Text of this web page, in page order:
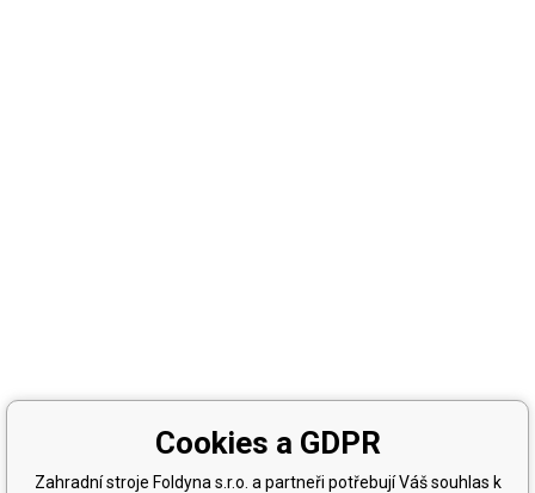
Cookies a GDPR
Zahradní stroje Foldyna s.r.o. a partneři potřebují Váš souhlas k